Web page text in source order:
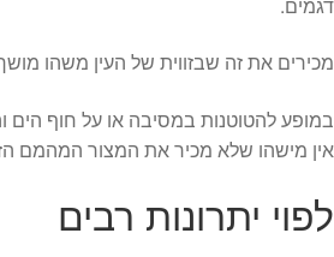
מכירים את זה שבזווית של העין משהו
במופע להטוטנות במסיבה או על חוף הים
אין מישהו שלא מכיר את המצור המהמם
לפוי יתרונות רבים